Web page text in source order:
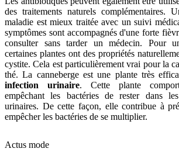
des traitements naturels complémentaires.
maladie est mieux traitée avec un suivi
symptômes sont accompagnés d'une forte
consulter sans tarder un médecin. Pour
certaines plantes ont des propriétés
cystite. Cela est particulièrement vrai pour la
thé. La canneberge est une plante très
infection urinaire. Cette plante
empêchant les bactéries de rester dans
urinaires. De cette façon, elle contribue à
empêcher les bactéries de se multiplier.
Actus mode